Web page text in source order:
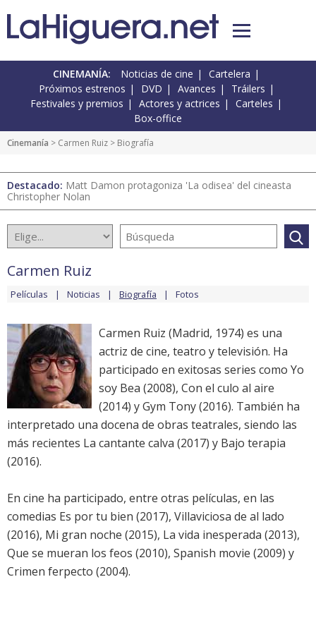
CINEMANÍA: Noticias de cine
Cartelera
Próximos estrenos
DVD Avances
Tráilers
Festivales y premios
Actores y actrices
Carteles
Box-office
Cinemanía > Carmen Ruiz > Biografía
Destacado: Matt Damon protagoniza 'La odisea' del cineasta
Christopher Nolan
Carmen Ruiz
Películas Noticias Biografía Fotos
Carmen Ruiz (Madrid, 1974) es una
actriz de cine, teatro y televisión. Ha
participado en exitosas series como Yo
soy Bea (2008), Con el culo al aire
(2014) y Gym Tony (2016). También ha
interpretado una docena de obras teatrales, siendo las
más recientes La cantante calva (2017) y Bajo terapia
(2016).
En cine ha participado, entre otras películas, en las
comedias Es por tu bien (2017), Villaviciosa de al lado
(2016), Mi gran noche (2015), La vida inesperada (2013),
Que se mueran los feos (2010), Spanish movie (2009) y
Crimen ferpecto (2004).